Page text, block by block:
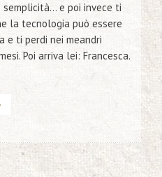
semplicità… e poi invece ti
la tecnologia può essere
e ti perdi nei meandri
Poi arriva lei: Francesca.